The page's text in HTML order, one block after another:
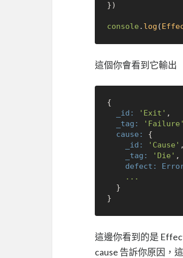
})
console . log (
這個你會看到它輸出
{
_id:
'Exit' ,
_tag:
'Failure'
cause:
{
_id:
'Cause' ,
_tag:
'Die' ,
defect:
...
這邊你看到的是
cause 告訴你原因，